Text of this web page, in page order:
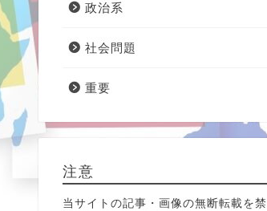
政治系
社会問題
重要
注意
当サイトの記事・画像の無断転載を禁